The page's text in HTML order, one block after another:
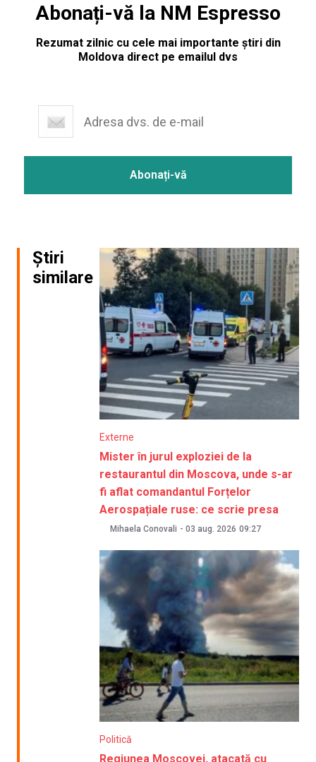
Abonați-vă la NM Espresso
Rezumat zilnic cu cele mai importante știri din
Moldova direct pe emailul dvs
Știri
similare
Externe
Mister în jurul exploziei de la
restaurantul din Moscova, unde s-ar
fi aflat comandantul Forțelor
Aerospațiale ruse: ce scrie presa
Mihaela Conovali - 03 aug. 2026 09:27
Politică
Regiunea Moscovei, atacată cu